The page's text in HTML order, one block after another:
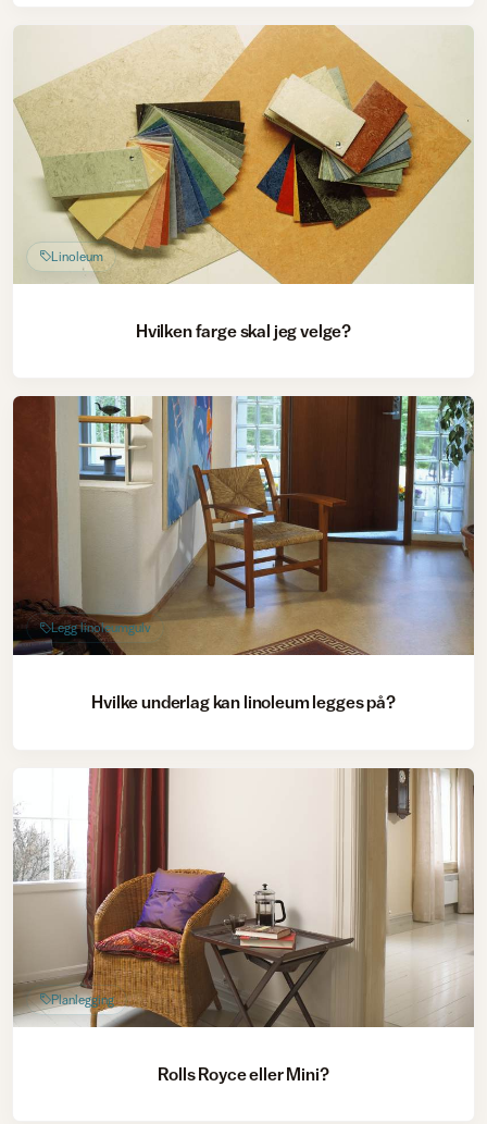
Linoleum
Hvilken farge skal jeg velge?
Legg linoleumgulv
Hvilke underlag kan linoleum legges på?
Planlegging
Rolls Royce eller Mini?